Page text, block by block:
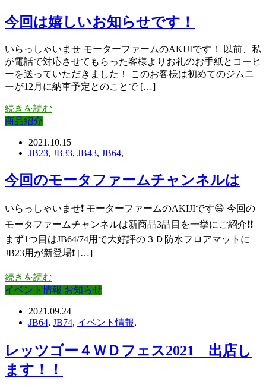
今回は嬉しいお知らせです！
いらっしゃいませ モーターファームのAKIJIです！ 以前、私
が電話で対応させてもらった客様よりお礼のお手紙とコーヒ
ーを送っていただきました！ このお客様は初めてのジムニ
ーが12月に納車予定とのことで […]
続きを読む
商品紹介
2021.10.15
JB23, JB33, JB43, JB64,
今回のモータファームチャンネルは
いらっしゃいませ❗ モーターファームのAKIJIです😄 今回の
モータファームチャンネルは新商品3品目を一挙にご紹介❗❗
まず1つ目はJB64/74用で大好評の３Ｄ防水フロアマットに
JB23用が新登場❗ […]
続きを読む
イベント情報 お知らせ
2021.09.24
JB64, JB74, イベント情報,
レッツゴー４ＷＤフェス2021 出店し
ます！！